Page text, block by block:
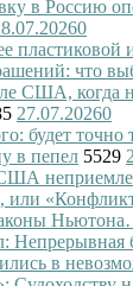
в Россию
0
пластиковой
что
США, когда
27.07.20260
будет точно
в пепел 5529
США
в